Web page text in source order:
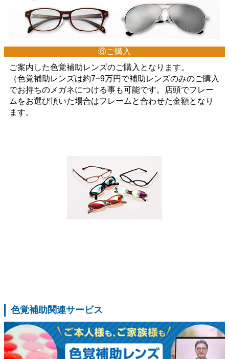
⑥ご購入
ご案内した色覚補助レンズのご購入となります。
（色覚補助レンズは約7~9万円で補助レンズのみのご購入
でお持ちのメガネにつける事も可能です。店頭でフレー
ムをお選び頂いた場合はフレームと合わせた金額となり
ます。
色覚補助関連サービス